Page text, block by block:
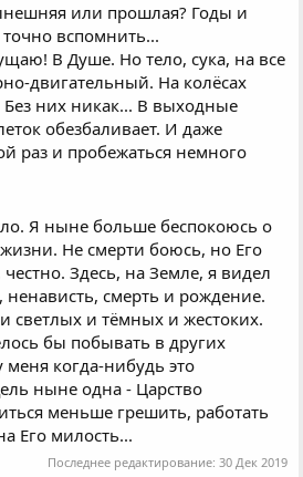
или прошлая? Годы и
точно вспомнить...
В Душе. Но тело, сука, на все
двигательный. На колёсах
Без них никак... В выходные
обезбаливает. И даже
раз и пробежаться немного
Я ныне больше беспокоюсь о
Не смерти боюсь, но Его
Здесь, на Земле, я видел
ненависть, смерть и рождение.
светлых и тёмных и жестоких.
бы побывать в других
меня когда-нибудь это
ныне одна - Царство
меньше грешить, работать
Его милость...
Последнее редактирование: 30 Дек 2019